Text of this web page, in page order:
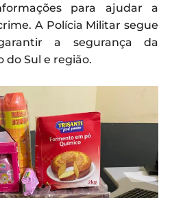
para ajudar a
A Polícia Militar segue
a segurança da
do Sul e região.